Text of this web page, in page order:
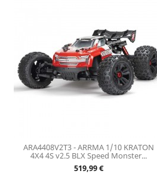
ARA4408V2T3 - ARRMA 1/10 KRATON
4X4 4S v2.5 BLX Speed Monster...
Prix
519,99 €